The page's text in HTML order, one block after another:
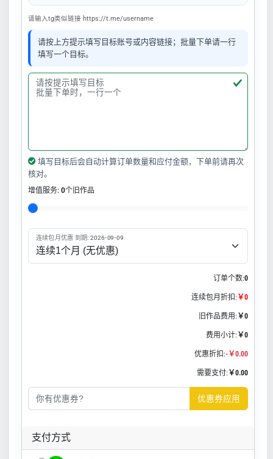
请输入tg类似链接 https://t.me/username
请按上方提示填写目标账号或内容链接；批量下单请一行
填写一个目标。
填写目标后会自动计算订单数量和应付金额，下单前请再次
核对。
增值服务: 0个旧作品
连续包月优惠 到期: 2026-09-09
订单个数:0
连续包月折扣: ￥0
旧作品费用: ￥0
费用小计: ￥0
优惠折扣:-￥0.00
需要支付: ￥0.00
优惠券应用
支付方式